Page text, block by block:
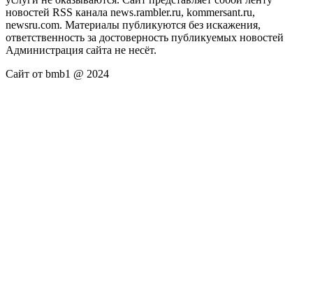
новостей RSS канала news.rambler.ru, kommersant.ru,
newsru.com. Материалы публикуются без искажения,
ответственность за достоверность публикуемых новостей
Администрация сайта не несёт.
Сайт от bmb1 @ 2024